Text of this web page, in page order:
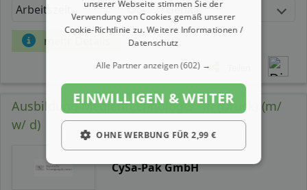
Arbeitszeit Gehalt
mehr Details
Ausbildung Medientechnologe/ -in (Druck) (m/
w/ d)
CySa-Pak GmbH
unserer Webseite stimmen Sie der
Verwendung von Cookies gemäß unserer
Cookie-Richtlinie zu.Weitere Informationen /
Datenschutz
Alle Partner anzeigen(602) →
EINWILLIGEN & WEITER
OHNE WERBUNG FÜR 2,99 €